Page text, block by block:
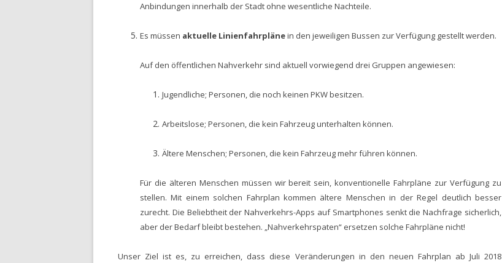
Anbindungen innerhalb der Stadt ohne wesentliche Nachteile.
Es müssen aktuelle Linienfahrplänein den jeweiligen Bussen zur Verfügung gestellt werden.
Auf den öffentlichen Nahverkehr sind aktuell vorwiegend drei Gruppen angewiesen:
Jugendliche; Personen, die noch keinen PKW besitzen.
Arbeitslose; Personen, die kein Fahrzeug unterhalten können.
Ältere Menschen; Personen, die kein Fahrzeug mehr führen können.
Für die älteren Menschen müssen wir bereit sein, konventionelle Fahrpläne zur Verfügung zu
stellen. Mit einem solchen Fahrplan kommen ältere Menschen in der Regel deutlich besser
zurecht. Die Beliebtheit der Nahverkehrs-Apps auf Smartphones senkt die Nachfrage sicherlich,
aber der Bedarf bleibt bestehen. „Nahverkehrspaten“ ersetzen solche Fahrpläne nicht!
Unser Ziel ist es, zu erreichen, dass diese Veränderungen in den neuen Fahrplan ab Juli 2018